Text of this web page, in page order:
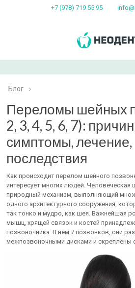
+7 (978) 719 55 95
Блог ›
Переломы шейных
2, 3, 4, 5, 6, 7):
симптомы, лечение,
последствия
Как происходит перелом шейного
интересует многих людей.
природный механизм, выполняющий
одного архитектурного сооружения,
так тонко и мудро, как шея. Важнейшая
мышц, хрящей связок и костей
позвоночника. В нем 7 позвонков, они
межпозвоночными дисками и скреплены